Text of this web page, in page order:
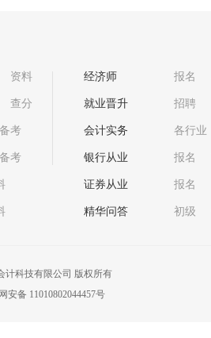
资料
查分
备考
备考
经济师 报名
就业晋升 招聘
会计实务 各行业
银行从业 报名
证券从业 报名
精华问答 初级
计科技有限公司 版权所有
安备 11010802044457号